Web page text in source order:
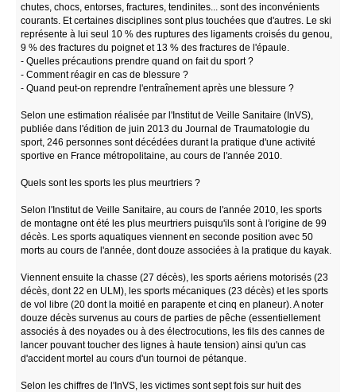
chutes, chocs, entorses, fractures, tendinites... sont des inconvénients
courants. Et certaines disciplines sont plus touchées que d'autres. Le ski
représente à lui seul 10 % des ruptures des ligaments croisés du genou,
9 % des fractures du poignet et 13 % des fractures de l'épaule.
- Quelles précautions prendre quand on fait du sport ?
- Comment réagir en cas de blessure ?
- Quand peut-on reprendre l'entraînement après une blessure ?
Selon une estimation réalisée par l'Institut de Veille Sanitaire (InVS),
publiée dans l'édition de juin 2013 du Journal de Traumatologie du
sport, 246 personnes sont décédées durant la pratique d'une activité
sportive en France métropolitaine, au cours de l'année 2010.
Quels sont les sports les plus meurtriers ?
Selon l'Institut de Veille Sanitaire, au cours de l'année 2010, les sports
de montagne ont été les plus meurtriers puisqu'ils sont à l'origine de 99
décès. Les sports aquatiques viennent en seconde position avec 50
morts au cours de l'année, dont douze associées à la pratique du kayak.
Viennent ensuite la chasse (27 décès), les sports aériens motorisés (23
décès, dont 22 en ULM), les sports mécaniques (23 décès) et les sports
de vol libre (20 dont la moitié en parapente et cinq en planeur). A noter
douze décès survenus au cours de parties de pêche (essentiellement
associés à des noyades ou à des électrocutions, les fils des cannes de
lancer pouvant toucher des lignes à haute tension) ainsi qu'un cas
d'accident mortel au cours d'un tournoi de pétanque.
Selon les chiffres de l'InVS, les victimes sont sept fois sur huit des